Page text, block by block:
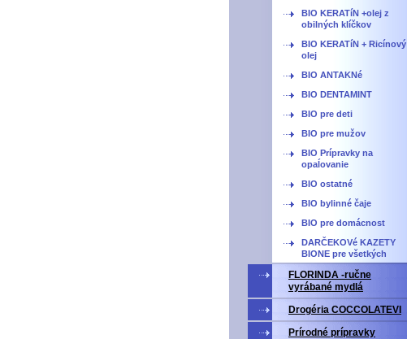
BIO KERATíN +olej z
obilných klíčkov
BIO KERATíN + Ricínový
olej
BIO ANTAKNé
BIO DENTAMINT
BIO pre deti
BIO pre mužov
BIO Prípravky na
opaĺovanie
BIO ostatné
BIO bylinné čaje
BIO pre domácnost
DARČEKOVé KAZETY
BIONE pre všetkých
FLORINDA -ručne
vyrábané mydlá
Drogéria COCCOLATEVI
Prírodné prípravky